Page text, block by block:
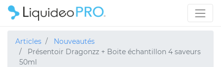
Articles
Nouveautés
Présentoir Dragonzz + Boite échantillon 4 saveurs
50ml